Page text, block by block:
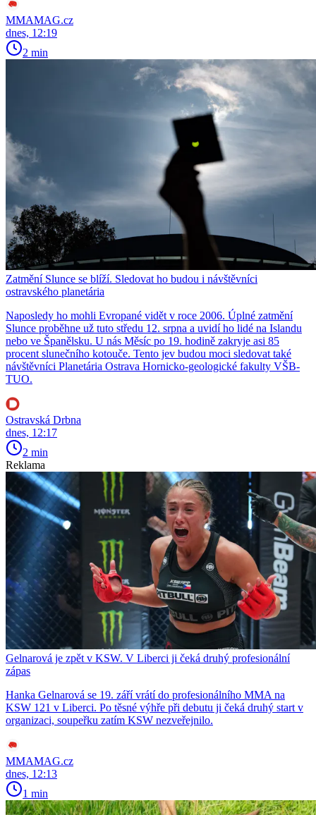
MMAMAG.cz
dnes, 12:19
2 min
Zatmění Slunce se blíží. Sledovat ho budou i návštěvníci
ostravského planetária
Naposledy ho mohli Evropané vidět v roce 2006. Úplné zatmění
Slunce proběhne už tuto středu 12. srpna a uvidí ho lidé na Islandu
nebo ve Španělsku. U nás Měsíc po 19. hodině zakryje asi 85
procent slunečního kotouče. Tento jev budou moci sledovat také
návštěvníci Planetária Ostrava Hornicko-geologické fakulty VŠB-
TUO.
Ostravská Drbna
dnes, 12:17
2 min
Reklama
Gelnarová je zpět v KSW. V Liberci ji čeká druhý profesionální
zápas
Hanka Gelnarová se 19. září vrátí do profesionálního MMA na
KSW 121 v Liberci. Po těsné výhře při debutu ji čeká druhý start v
organizaci, soupeřku zatím KSW nezveřejnilo.
MMAMAG.cz
dnes, 12:13
1 min